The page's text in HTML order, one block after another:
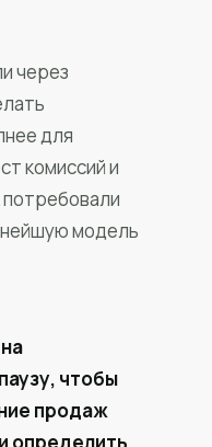
через
для
комиссий и
модель
чтобы
продаж